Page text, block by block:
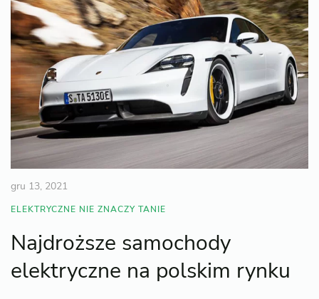
gru 13, 2021
ELEKTRYCZNE NIE ZNACZY TANIE
Najdroższe samochody
elektryczne na polskim rynku